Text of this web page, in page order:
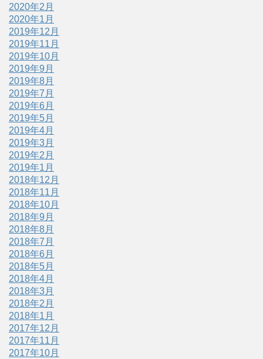
2020年2月
2020年1月
2019年12月
2019年11月
2019年10月
2019年9月
2019年8月
2019年7月
2019年6月
2019年5月
2019年4月
2019年3月
2019年2月
2019年1月
2018年12月
2018年11月
2018年10月
2018年9月
2018年8月
2018年7月
2018年6月
2018年5月
2018年4月
2018年3月
2018年2月
2018年1月
2017年12月
2017年11月
2017年10月